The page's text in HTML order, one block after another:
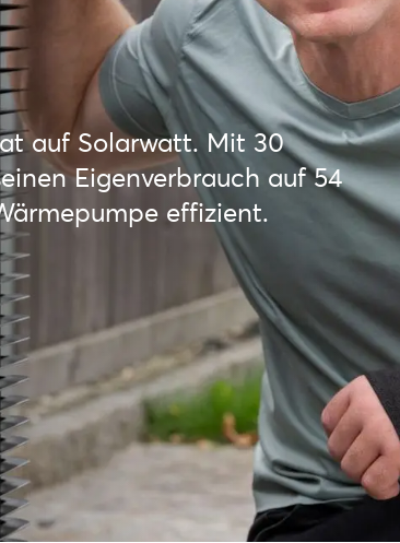
auf Solarwatt. Mit 30
Eigenverbrauch auf 54
effizient.